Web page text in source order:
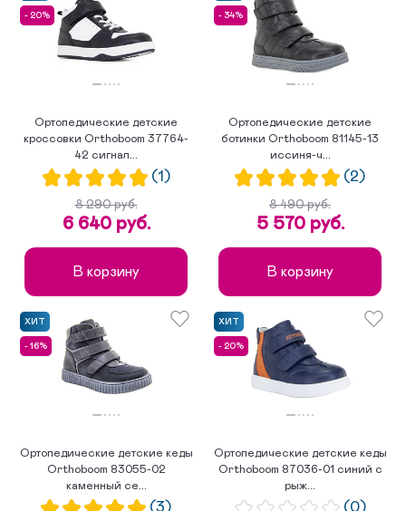
- 20%
Ортопедические детские
кроссовки Orthoboom 37764-
42 сигнал...
(1)
8 290 руб.
6 640 руб.
В корзину
- 34%
Ортопедические детские
ботинки Orthoboom 81145-13
иссиня-ч...
(2)
8 490 руб.
5 570 руб.
В корзину
ХИТ
- 16%
Ортопедические детские кеды
Orthoboom 83055-02
каменный се...
(3)
ХИТ
- 20%
Ортопедические детские кеды
Orthoboom 87036-01 синий с
рыж...
(0)